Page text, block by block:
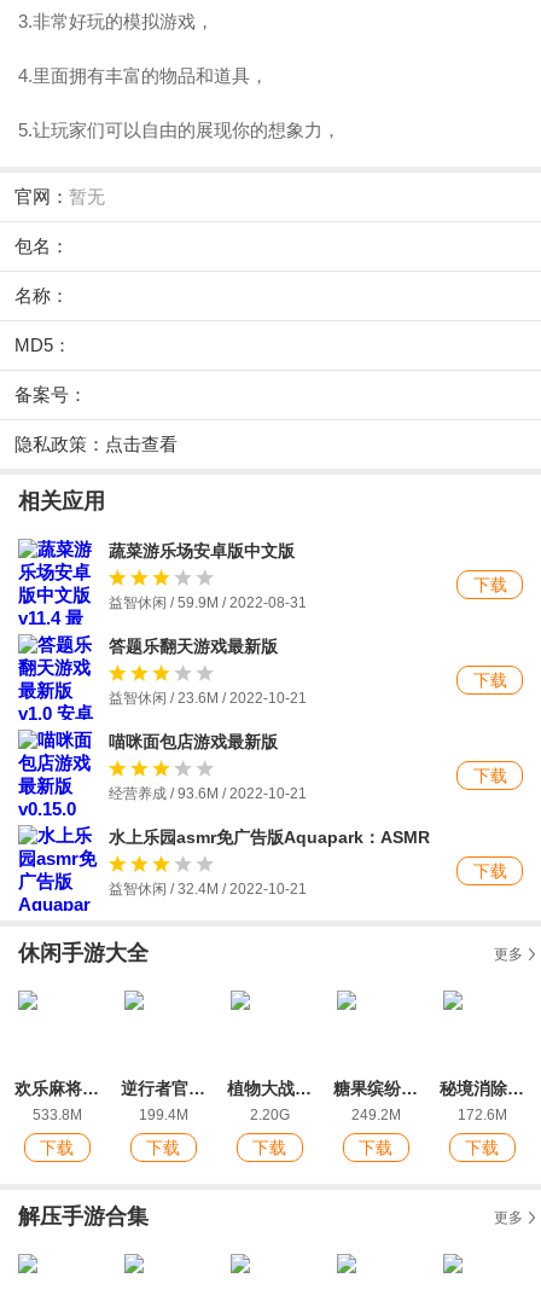
3.非常好玩的模拟游戏，
4.里面拥有丰富的物品和道具，
5.让玩家们可以自由的展现你的想象力，
官网： 暂无
包名：
名称：
MD5：
备案号：
隐私政策： 点击查看
相关应用
蔬菜游乐场安卓版中文版
益智休闲 / 59.9M / 2022-08-31
下载
答题乐翻天游戏最新版
益智休闲 / 23.6M / 2022-10-21
下载
喵咪面包店游戏最新版
经营养成 / 93.6M / 2022-10-21
下载
水上乐园asmr免广告版Aquapark：ASMR
益智休闲 / 32.4M / 2022-10-21
下载
休闲手游大全 更多
欢乐麻将全集2022新版红中玩法
533.8M
下载
逆行者官方版
199.4M
下载
植物大战僵尸2ios版
2.20G
下载
糖果缤纷乐ios最新版
249.2M
下载
秘境消除故事下载手机版
172.6M
下载
解压手游合集 更多